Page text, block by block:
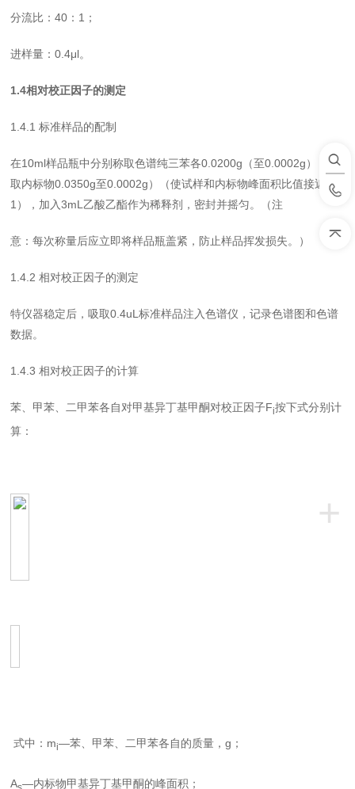
分流比：40 ： 1 ；
进样量：0.4μl。
1.4相对校正因子的测定
1.4.1标准样品的配制
在10ml样品瓶中分别称取色谱纯三苯各0.0200g （至0.0002g），称
取内标物0.0350g至0.0002g）（使试样和内标物峰面积比值接近于
1 ），加入3mL 乙酸乙酯作为稀释剂，密封并摇匀。（注
意：每次称量后应立即将样品瓶盖紧，防止样品挥发损失。）
1.4.2相对校正因子的测定
特仪器稳定后，吸取0.4uL标准样品注入色谱仪，记录色谱图和色谱
数据。
1.4.3相对校正因子的计算
苯、甲苯、二甲苯各自对甲基异丁基甲酮对校正因子Fi按下式分别计
算：
+
式中： mi—苯、甲苯、二甲苯各自的质量，g ；
A —内标物甲基异丁基甲酮的峰面积；